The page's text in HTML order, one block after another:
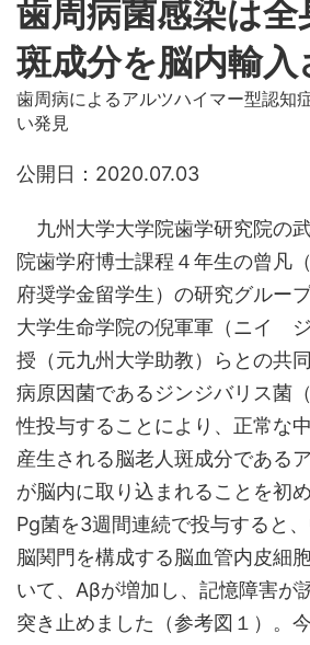
歯周病菌感染は全
斑成分を脳内輸入
歯周病によるアルツハイマー型認知
い発見
公開日：2020.07.03
九州大学大学院歯学研究院の
院歯学府博士課程４年生の曾凡
府奨学金留学生）の研究グルー
大学生命学院の倪軍軍（ニイ
授（元九州大学助教）らとの共
病原因菌であるジンジバリス菌
性投与することにより、正常な
産生される脳老人斑成分である
が脳内に取り込まれることを初
Pg菌を3週間連続で投与すると
脳関門を構成する脳血管内皮細
いて、Aβが増加し、記憶障害が
突き止めました（参考図１）。